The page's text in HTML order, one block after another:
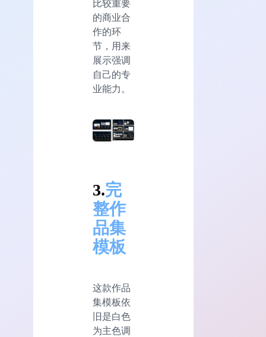
比较重要
的商业合
作的环
节，用来
展示强调
自己的专
业能力。
3.完
整作
品集
模板
这款作品
集模板依
旧是白色
为主色调